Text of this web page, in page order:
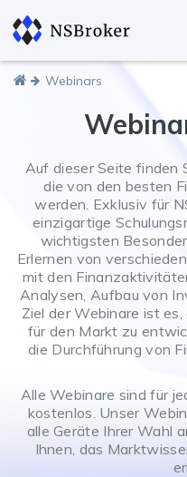
Webinars
Auf dieser Seite finden
die von den besten
werden. Exklusiv für
einzigartige
wichtigsten
Erlernen von
mit den
Analysen, Aufbau von
Ziel der Webinare ist
für den Markt zu
die Durchführung von
Alle Webinare sind für
kostenlos. Unser
alle Geräte Ihrer Wahl
Ihnen, das